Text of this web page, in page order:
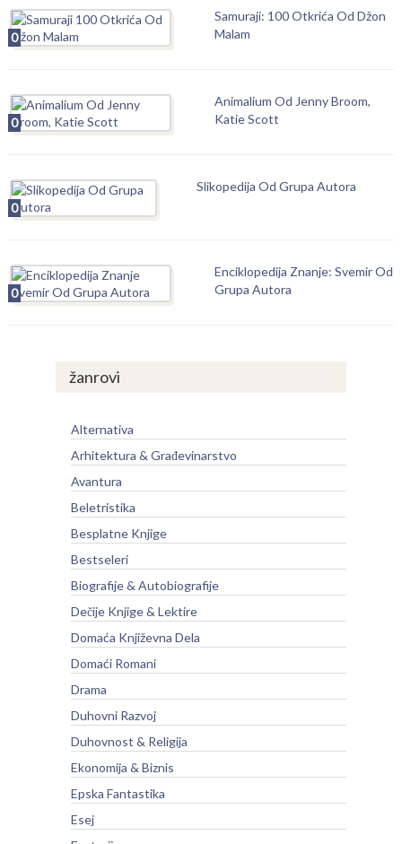
0
Samuraji: 100 Otkrića Od Džon
Malam
0
Animalium Od Jenny Broom,
Katie Scott
0
Slikopedija Od Grupa Autora
0
Enciklopedija Znanje: Svemir Od
Grupa Autora
žanrovi
Alternativa
Arhitektura & Građevinarstvo
Avantura
Beletristika
Besplatne Knjige
Bestseleri
Biografije & Autobiografije
Dečije Knjige & Lektire
Domaća Književna Dela
Domaći Romani
Drama
Duhovni Razvoj
Duhovnost & Religija
Ekonomija & Biznis
Epska Fantastika
Esej